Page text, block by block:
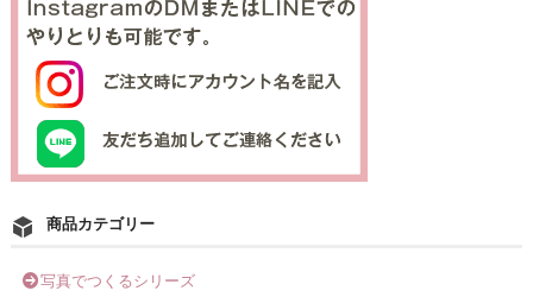
商品カテゴリー
写真でつくるシリーズ